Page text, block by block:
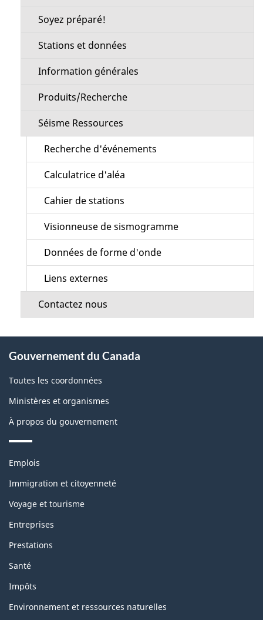
Soyez préparé!
Stations et données
Information générales
Produits/Recherche
Séisme Ressources
Recherche d'événements
Calculatrice d'aléa
Cahier de stations
Visionneuse de sismogramme
Données de forme d'onde
Liens externes
Contactez nous
propos
de
ce
Gouvernement du Canada
Toutes les coordonnées
Ministères et organismes
À propos du gouvernement
Thèmes
sujets
Emplois
Immigration et citoyenneté
Voyage et tourisme
Entreprises
Prestations
Santé
Impôts
Environnement et ressources naturelles